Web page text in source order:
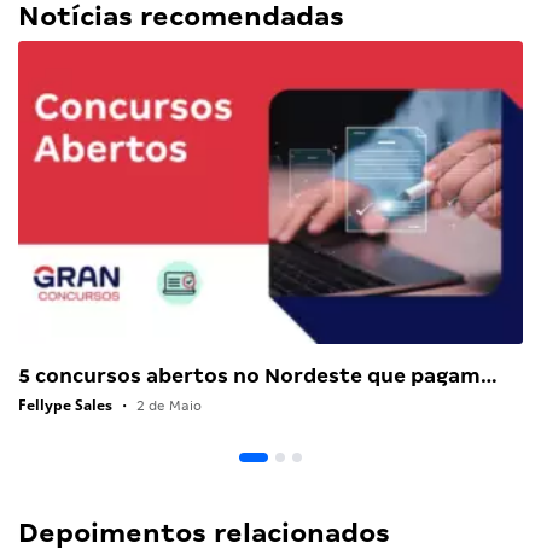
Notícias recomendadas
5 concursos abertos no Nordeste que pagam…
Fellype Sales • 2 de Maio
Depoimentos relacionados